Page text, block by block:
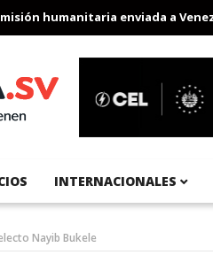
humanitaria enviada a Venezuela
INTERNACIONALES
Nayib Bukele